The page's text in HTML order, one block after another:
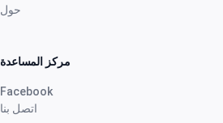
حول
مركز المساعدة
Facebook
اتصل بنا